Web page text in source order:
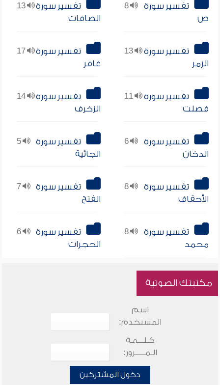
8
تفسير سورة
ص
13
تفسير سورة
الصافات
13
تفسير سورة
الزمر
17
تفسير سورة
غافر
11
تفسير سورة
فصلت
14
تفسير سورة
الزخرف
6
تفسير سورة
الدخان
5
تفسير سورة
الجاثية
8
تفسير سورة
الأحقاف
7
تفسير سورة
الفتح
8
تفسير سورة
محمد
6
تفسير سورة
الحجرات
مكتبتك الصوتية
اسم
المستخدم:
كـلـــمـة
الـمـــــرور:
دخول المشتركين